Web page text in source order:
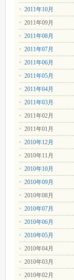
2011年10月
2011年09月
2011年08月
2011年07月
2011年06月
2011年05月
2011年04月
2011年03月
2011年02月
2011年01月
2010年12月
2010年11月
2010年10月
2010年09月
2010年08月
2010年07月
2010年06月
2010年05月
2010年04月
2010年03月
2010年02月